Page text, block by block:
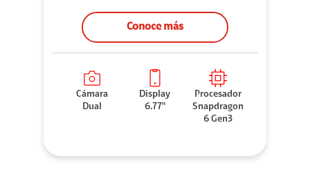
Conoce más
Cámara
Dual
Display
6.77"
Procesador
Snapdragon
6 Gen3